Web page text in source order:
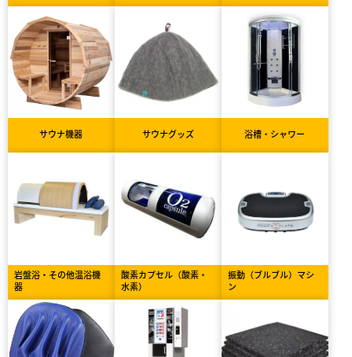
サウナ機器 サウナグッズ 浴槽・シャワー
岩盤浴・その他温浴機
器
酸素カプセル（酸素・
水素）
振動（ブルブル）マシ
ン